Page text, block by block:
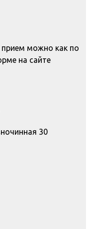
прием можно как по
на сайте
30